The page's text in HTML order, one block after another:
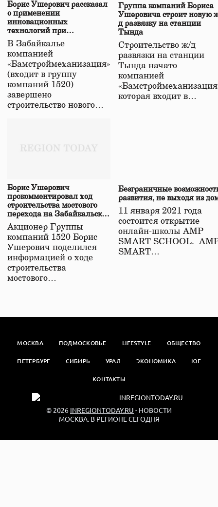
Борис Ушерович рассказал
о применении
инновационных
технологий при
строительстве нового моста
в Забайкалье
В Забайкалье
компанией
«Бамстроймеханизация»
(входит в группу
компаний 1520)
завершено
строительство нового…
Группа компаний Бориса
Ушеровича строит новую
д развязку на станции
Тында
Строительство ж/д
развязки на станции
Тында начато
компанией
которая входит в…
Борис Ушерович
прокомментировал ход
строительства мостового
перехода на Забайкальской
железной дороге
Акционер Группы
компаний 1520 Борис
Ушерович поделился
информацией о ходе
строительства
мостового…
Безграничные
развития, не выходя из
11 января 2021 года
состоится открытие
онлайн-школы АМР
SMART SCHOOL.
SMART…
МОСКВА ПОДМОСКОВЬЕ LIFESTYLE ОБЩЕСТВО
ПЕТЕРБУРГ СИБИРЬ УРАЛ ЭКОНОМИКА ЮГ
КОНТАКТЫ
© 2026 INREGIONTODAY.RU - НОВОСТИ
МОСКВА. В РЕГИОНЕ СЕГОДНЯ